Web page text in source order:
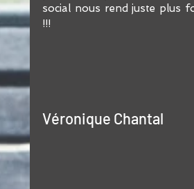
social nous rend juste plus
!!!
Véronique Chantal